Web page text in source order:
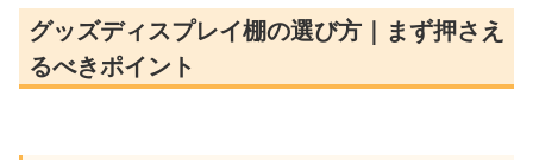
グッズディスプレイ棚の選び方｜まず押さえ
るべきポイント